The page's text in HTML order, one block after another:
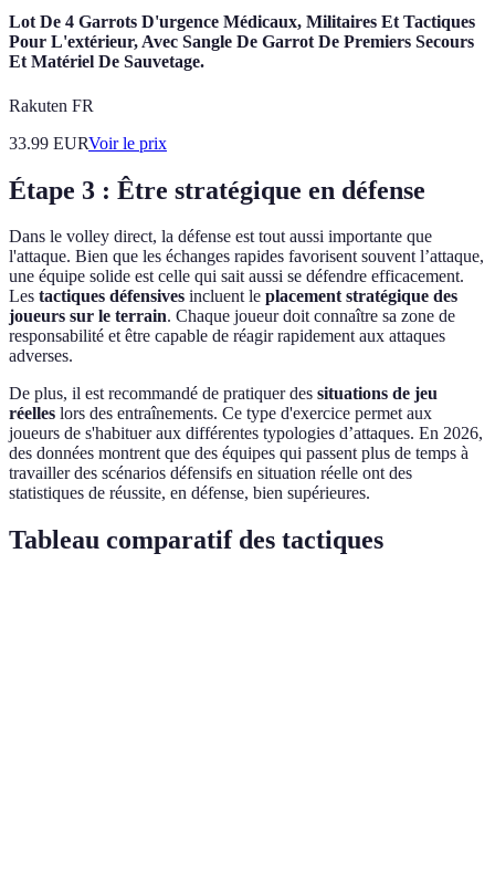
Lot De 4 Garrots D'urgence Médicaux, Militaires Et Tactiques
Pour L'extérieur, Avec Sangle De Garrot De Premiers Secours
Et Matériel De Sauvetage.
Rakuten FR
33.99 EURVoir le prix
Étape 3 : Être stratégique en défense
Dans le volley direct, la défense est tout aussi importante que
l'attaque. Bien que les échanges rapides favorisent souvent l’attaque,
une équipe solide est celle qui sait aussi se défendre efficacement.
Les tactiques défensives incluent le placement stratégique des
joueurs sur le terrain. Chaque joueur doit connaître sa zone de
responsabilité et être capable de réagir rapidement aux attaques
adverses.
De plus, il est recommandé de pratiquer des situations de jeu
réelles lors des entraînements. Ce type d'exercice permet aux
joueurs de s'habituer aux différentes typologies d’attaques. En 2026,
des données montrent que des équipes qui passent plus de temps à
travailler des scénarios défensifs en situation réelle ont des
statistiques de réussite, en défense, bien supérieures.
Tableau comparatif des tactiques